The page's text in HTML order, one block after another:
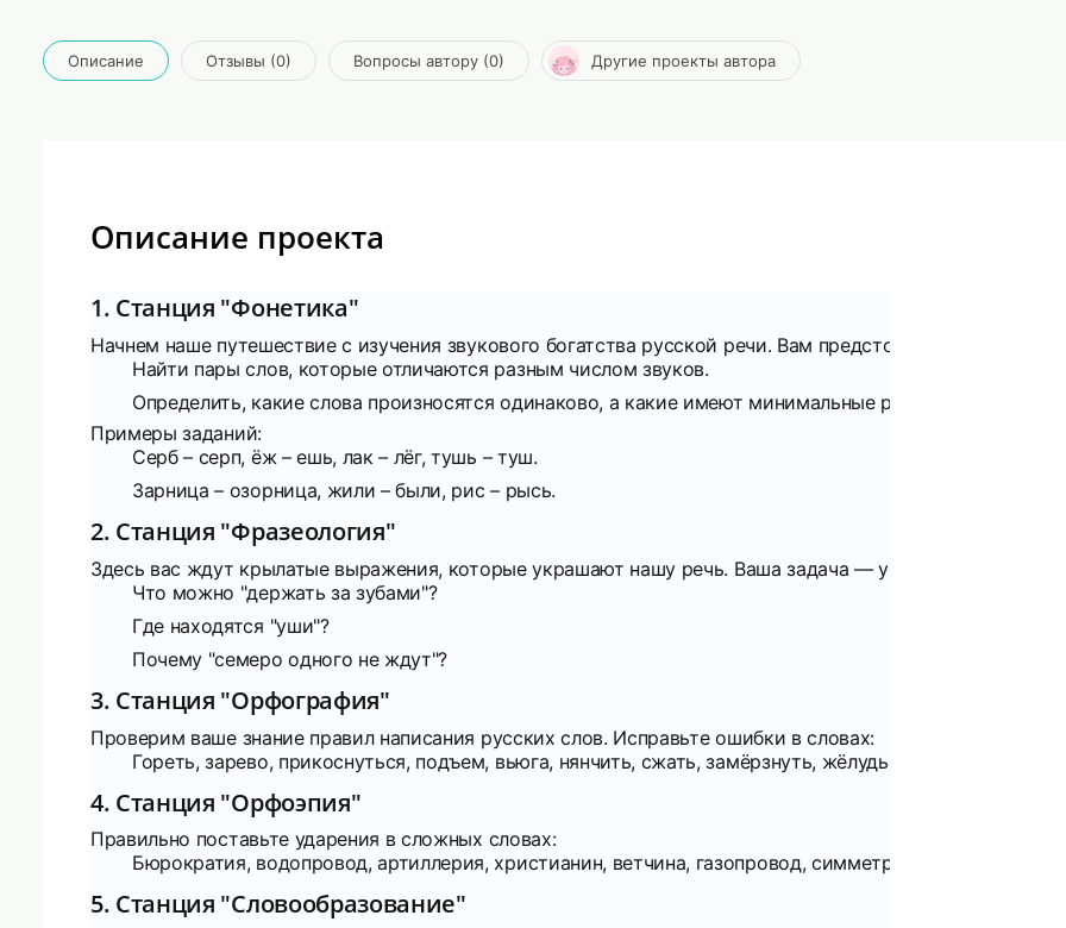
Описание Отзывы (0) Вопросы автору (0) Другие проекты автора
Описание проекта
1. Станция "Фонетика"
Начнем наше путешествие с изучения звукового богатства русской речи. Вам предстоит:
Найти пары слов, которые отличаются разным числом звуков.
Определить, какие слова произносятся одинаково, а какие имеют минимальные различия.
Примеры заданий:
Серб – серп, ёж – ешь, лак – лёг, тушь – туш.
Зарница – озорница, жили – были, рис – рысь.
2. Станция "Фразеология"
Здесь вас ждут крылатые выражения, которые украшают нашу речь. Ваша задача — угадать, какому
Что можно "держать за зубами"?
Где находятся "уши"?
Почему "семеро одного не ждут"?
3. Станция "Орфография"
Проверим ваше знание правил написания русских слов. Исправьте ошибки в словах:
Гореть, зарево, прикоснуться, подъем, вьюга, нянчить, сжать, замёрзнуть, жёлудь, девчонка, циклон.
4. Станция "Орфоэпия"
Правильно поставьте ударения в сложных словах:
Бюрократия, водопровод, артиллерия, христианин, ветчина, газопровод, симметрия, диспансер,
5. Станция "Словообразование"